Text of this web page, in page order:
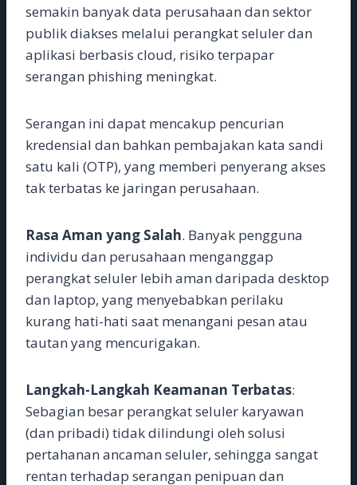
semakin banyak data perusahaan dan sektor
publik diakses melalui perangkat seluler dan
aplikasi berbasis cloud, risiko terpapar
serangan phishing meningkat.
Serangan ini dapat mencakup pencurian
kredensial dan bahkan pembajakan kata sandi
satu kali (OTP), yang memberi penyerang akses
tak terbatas ke jaringan perusahaan.
Rasa Aman yang Salah. Banyak pengguna
individu dan perusahaan menganggap
perangkat seluler lebih aman daripada desktop
dan laptop, yang menyebabkan perilaku
kurang hati-hati saat menangani pesan atau
tautan yang mencurigakan.
Langkah-Langkah Keamanan Terbatas:
Sebagian besar perangkat seluler karyawan
(dan pribadi) tidak dilindungi oleh solusi
pertahanan ancaman seluler, sehingga sangat
rentan terhadap serangan penipuan dan